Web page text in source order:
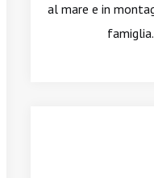
al mare e in